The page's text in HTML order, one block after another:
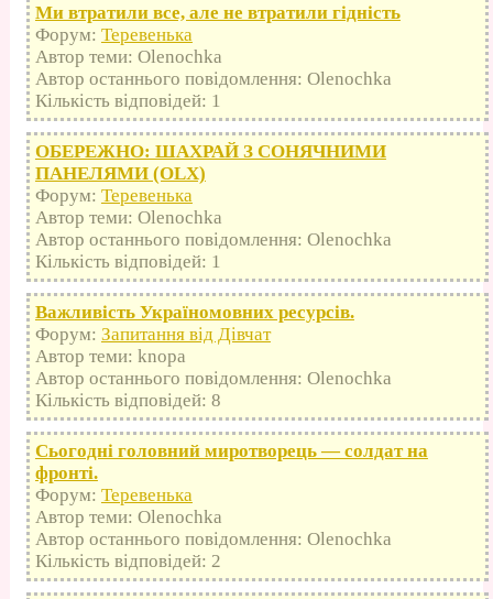
Ми втратили все, але не втратили гідність
Форум: Теревенька
Автор теми: Olenochka
Автор останнього повідомлення: Olenochka
Кількість відповідей: 1
ОБЕРЕЖНО: ШАХРАЙ З СОНЯЧНИМИ
ПАНЕЛЯМИ (OLX)
Форум: Теревенька
Автор теми: Olenochka
Автор останнього повідомлення: Olenochka
Кількість відповідей: 1
Важливість Україномовних ресурсів.
Форум: Запитання від Дівчат
Автор теми: knopa
Автор останнього повідомлення: Olenochka
Кількість відповідей: 8
Сьогодні головний миротворець — солдат на
фронті.
Форум: Теревенька
Автор теми: Olenochka
Автор останнього повідомлення: Olenochka
Кількість відповідей: 2